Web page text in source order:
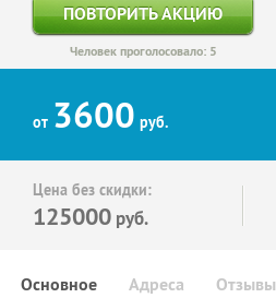
ПОВТОРИТЬ АКЦИЮ
Человек проголосовало: 5
от 3600 руб.
Цена без скидки:
125000 руб.
Основное Отзывы
Адреса